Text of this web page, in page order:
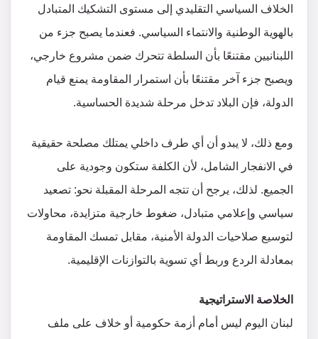
الخلاف السياسي التقليدي إلى مستوى التشكيك المتبادل
بالهوية الوطنية والانتماء السياسي. فعندما يصبح جزء من
اللبنانيين مقتنعًا بأن السلطة تتحرك ضمن مشروع خارجي،
ويصبح جزء آخر مقتنعًا بأن استمرار المقاومة يمنع قيام
الدولة، فإن البلاد تدخل مرحلة شديدة الحساسية.
ومع ذلك، لا يبدو أن أي طرف داخلي يمتلك مصلحة حقيقية
في الانفجار الشامل، لأن الكلفة ستكون وجودية على
الجميع. لذلك، يرجح أن تتجه المرحلة المقبلة نحو: تصعيد
سياسي وإعلامي متبادل، ضغوط خارجية متزايدة، محاولات
لتوسيع صلاحيات الدولة الأمنية، مقابل تمسك المقاومة
بمعادلة الردع وربط أي تسوية بالتوازنات الإقليمية.
الخلاصة الاستراتيجية
لبنان اليوم ليس أمام أزمة حكومية أو خلاف على ملف